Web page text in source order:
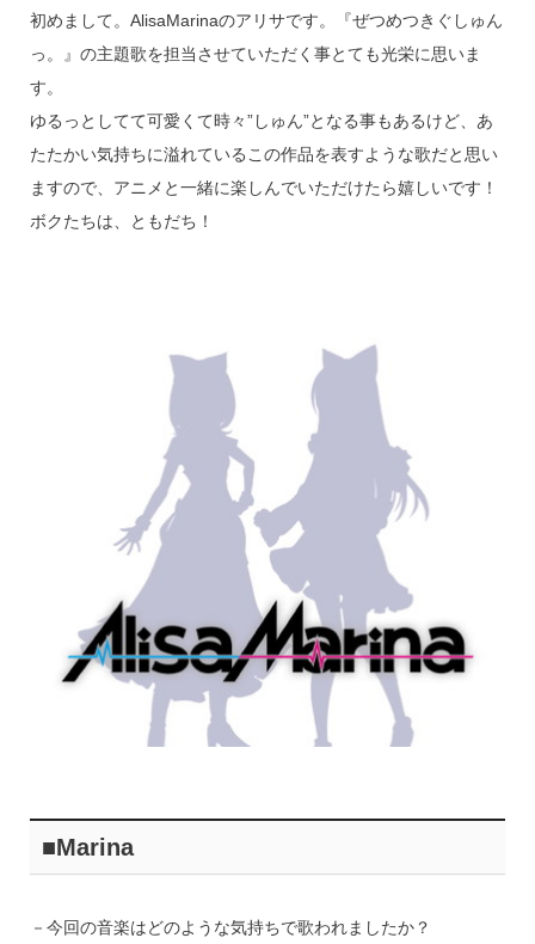
初めまして。AlisaMarinaのアリサです。『ぜつめつきぐしゅん
っ。』の主題歌を担当させていただく事とても光栄に思いま
す。
ゆるっとしてて可愛くて時々”しゅん”となる事もあるけど、あ
たたかい気持ちに溢れているこの作品を表すような歌だと思い
ますので、アニメと一緒に楽しんでいただけたら嬉しいです！
ボクたちは、ともだち！
■Marina
－今回の音楽はどのような気持ちで歌われましたか？